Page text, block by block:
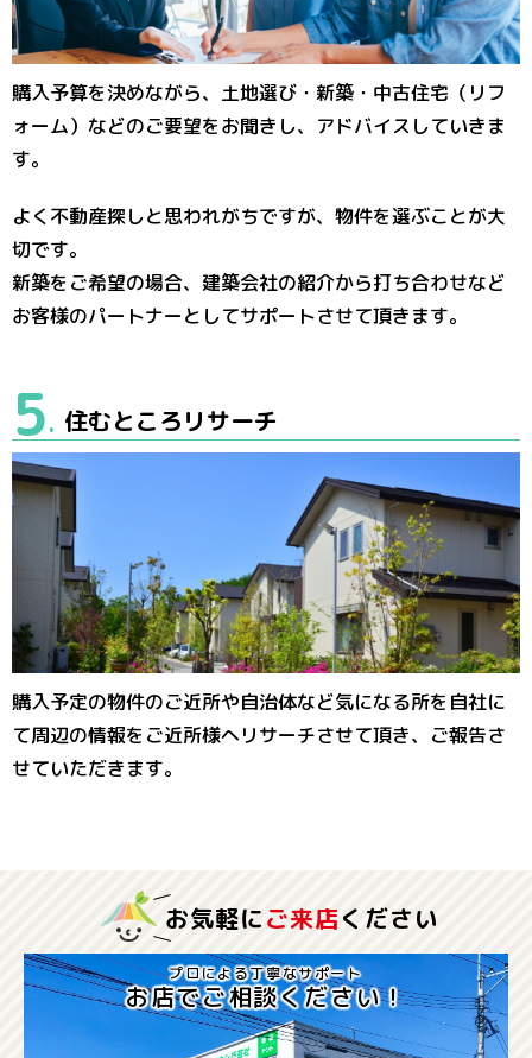
購入予算を決めながら、土地選び・新築・中古住宅（リフ
ォーム）などのご要望をお聞きし、アドバイスしていきま
す。
よく不動産探しと思われがちですが、物件を選ぶことが大
切です。
新築をご希望の場合、建築会社の紹介から打ち合わせなど
お客様のパートナーとしてサポートさせて頂きます。
5. 住むところリサーチ
購入予定の物件のご近所や自治体など気になる所を自社に
て周辺の情報をご近所様へリサーチさせて頂き、ご報告さ
せていただきます。
お気軽にご来店ください
プロによる丁寧なサポート
お店でご相談ください！